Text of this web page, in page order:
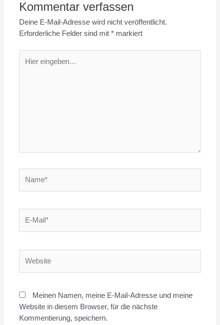
Kommentar verfassen
Deine E-Mail-Adresse wird nicht veröffentlicht.
Erforderliche Felder sind mit* markiert
Meinen Namen, meine E-Mail-Adresse und meine
Website in diesem Browser, für die nächste
Kommentierung, speichern.